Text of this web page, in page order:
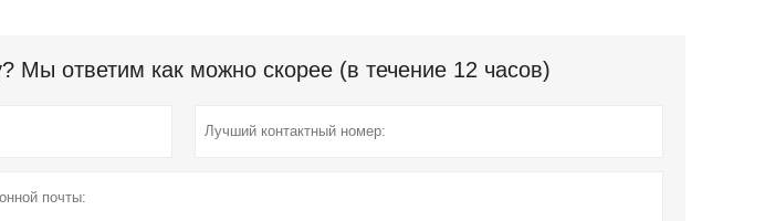
Мы ответим как можно скорее (в течение 12 часов)